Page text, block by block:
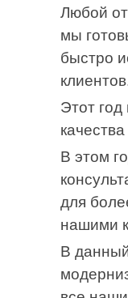
Любой
мы
быстро
Этот
В этом
для
нашими
В